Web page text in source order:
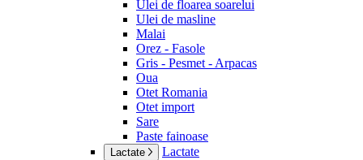
Ulei de floarea soarelui
Ulei de masline
Malai
Orez - Fasole
Gris - Pesmet - Arpacas
Oua
Otet Romania
Otet import
Sare
Paste fainoase
Lactate Lactate